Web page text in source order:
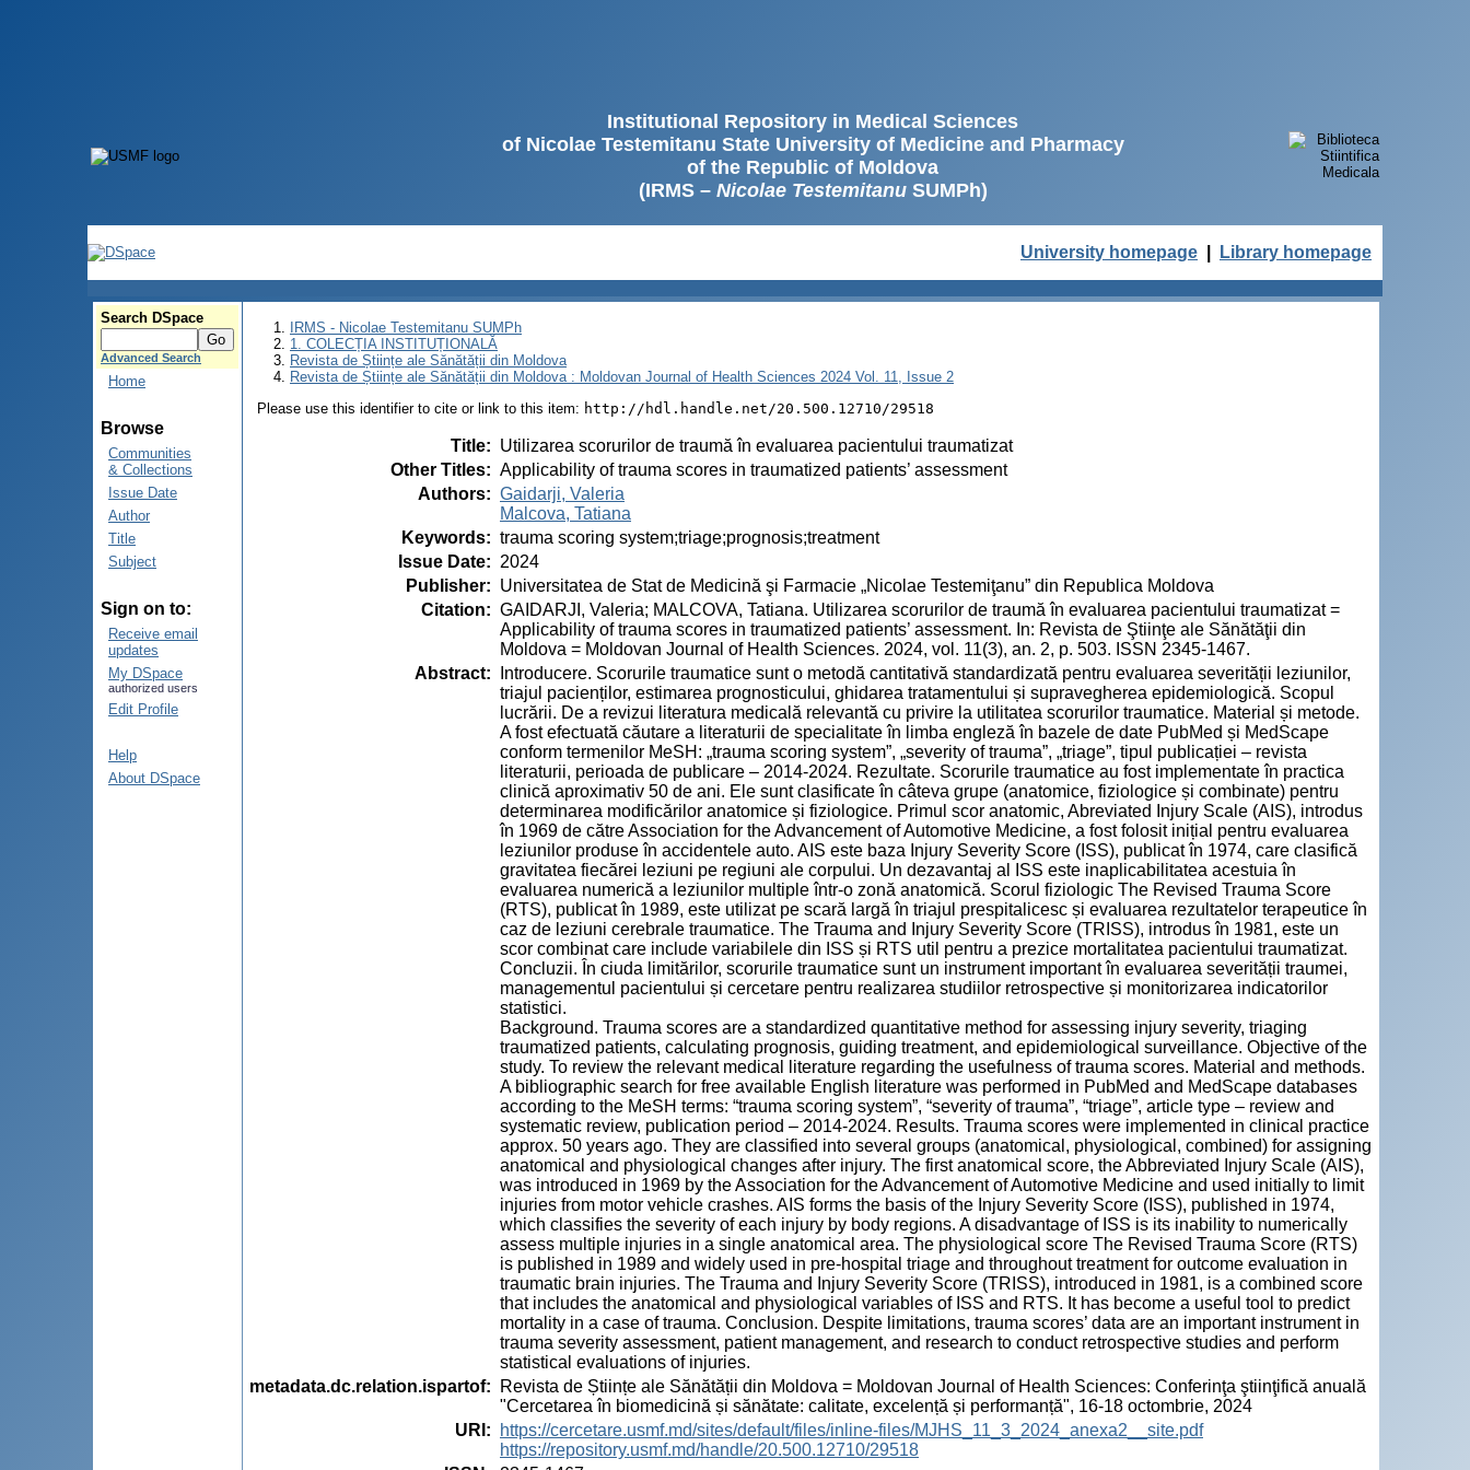
Institutional Repository in Medical Sciences
of Nicolae Testemitanu State University of Medicine and Pharmacy
of the Republic of Moldova
(IRMS – Nicolae TestemitanuSUMPh)
University homepage Library homepage
Search DSpace
Advanced Search
Home
Browse
Communities
& Collections
Issue Date
Author
Title
Subject
Sign on to:
Receive email
updates
My DSpace
authorized users
Edit Profile
Help
About DSpace
IRMS - Nicolae Testemitanu SUMPh
1. COLECȚIA INSTITUȚIONALĂ
Revista de Științe ale Sănătății din Moldova
Revista de Științe ale Sănătății din Moldova : Moldovan Journal of Health Sciences 2024 Vol. 11, Issue 2
Please use this identifier to cite or link to this item: http://hdl.handle.net/20.500.12710/29518
Title: Utilizarea scorurilor de traumă în evaluarea pacientului traumatizat
Other Titles: Applicability of trauma scores in traumatized patients’ assessment
Authors: Gaidarji, Valeria
Malcova, Tatiana
Keywords: trauma scoring system;triage;prognosis;treatment
Issue Date: 2024
Publisher: Universitatea de Stat de Medicină şi Farmacie „Nicolae Testemiţanu” din Republica Moldova
Citation: GAIDARJI, Valeria; MALCOVA, Tatiana. Utilizarea scorurilor de traumă în evaluarea pacientului traumatizat =
Applicability of trauma scores in traumatized patients’ assessment. In: Revista de Ştiinţe ale Sănătăţii din
Moldova = Moldovan Journal of Health Sciences. 2024, vol. 11(3), an. 2, p. 503. ISSN 2345-1467.
Abstract:
Introducere. Scorurile traumatice sunt o metodă cantitativă standardizată pentru evaluarea severității leziunilor,
triajul pacienților, estimarea prognosticului, ghidarea tratamentului și supravegherea epidemiologică. Scopul
lucrării. De a revizui literatura medicală relevantă cu privire la utilitatea scorurilor traumatice. Material și metode.
A fost efectuată căutare a literaturii de specialitate în limba engleză în bazele de date PubMed și MedScape
conform termenilor MeSH: „trauma scoring system”, „severity of trauma”, „triage”, tipul publicației – revista
literaturii, perioada de publicare – 2014-2024. Rezultate. Scorurile traumatice au fost implementate în practica
clinică aproximativ 50 de ani. Ele sunt clasificate în câteva grupe (anatomice, fiziologice și combinate) pentru
determinarea modificărilor anatomice și fiziologice. Primul scor anatomic, Abreviated Injury Scale (AIS), introdus
în 1969 de către Association for the Advancement of Automotive Medicine, a fost folosit inițial pentru evaluarea
leziunilor produse în accidentele auto. AIS este baza Injury Severity Score (ISS), publicat în 1974, care clasifică
gravitatea fiecărei leziuni pe regiuni ale corpului. Un dezavantaj al ISS este inaplicabilitatea acestuia în
evaluarea numerică a leziunilor multiple într-o zonă anatomică. Scorul fiziologic The Revised Trauma Score
(RTS), publicat în 1989, este utilizat pe scară largă în triajul prespitalicesc și evaluarea rezultatelor terapeutice în
caz de leziuni cerebrale traumatice. The Trauma and Injury Severity Score (TRISS), introdus în 1981, este un
scor combinat care include variabilele din ISS și RTS util pentru a prezice mortalitatea pacientului traumatizat.
Concluzii. În ciuda limitărilor, scorurile traumatice sunt un instrument important în evaluarea severității traumei,
managementul pacientului și cercetare pentru realizarea studiilor retrospective și monitorizarea indicatorilor
statistici.
Background. Trauma scores are a standardized quantitative method for assessing injury severity, triaging
traumatized patients, calculating prognosis, guiding treatment, and epidemiological surveillance. Objective of the
study. To review the relevant medical literature regarding the usefulness of trauma scores. Material and methods.
A bibliographic search for free available English literature was performed in PubMed and MedScape databases
according to the MeSH terms: “trauma scoring system”, “severity of trauma”, “triage”, article type – review and
systematic review, publication period – 2014-2024. Results. Trauma scores were implemented in clinical practice
approx. 50 years ago. They are classified into several groups (anatomical, physiological, combined) for assigning
anatomical and physiological changes after injury. The first anatomical score, the Abbreviated Injury Scale (AIS),
was introduced in 1969 by the Association for the Advancement of Automotive Medicine and used initially to limit
injuries from motor vehicle crashes. AIS forms the basis of the Injury Severity Score (ISS), published in 1974,
which classifies the severity of each injury by body regions. A disadvantage of ISS is its inability to numerically
assess multiple injuries in a single anatomical area. The physiological score The Revised Trauma Score (RTS)
is published in 1989 and widely used in pre-hospital triage and throughout treatment for outcome evaluation in
traumatic brain injuries. The Trauma and Injury Severity Score (TRISS), introduced in 1981, is a combined score
that includes the anatomical and physiological variables of ISS and RTS. It has become a useful tool to predict
mortality in a case of trauma. Conclusion. Despite limitations, trauma scores’ data are an important instrument in
trauma severity assessment, patient management, and research to conduct retrospective studies and perform
statistical evaluations of injuries.
metadata.dc.relation.ispartof:
Revista de Științe ale Sănătății din Moldova = Moldovan Journal of Health Sciences: Conferinţa ştiinţifică anuală
"Cercetarea în biomedicină și sănătate: calitate, excelență și performanță", 16-18 octombrie, 2024
URI :
https://cercetare.usmf.md/sites/default/files/inline-files/MJHS_11_3_2024_anexa2__site.pdf
https://repository.usmf.md/handle/20.500.12710/29518